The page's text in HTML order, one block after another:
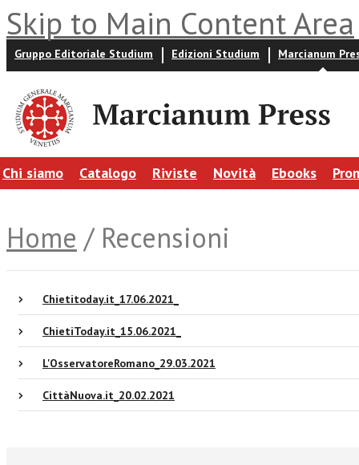
Skip to Main Content Area
Gruppo Editoriale Studium Edizioni Studium Marcianum
Chi siamo Catalogo Riviste Novità Ebooks
Home / Recensioni
Chietitoday.it_17.06.2021_
ChietiToday.it_15.06.2021_
L'OsservatoreRomano_29.03.2021
CittàNuova.it_20.02.2021